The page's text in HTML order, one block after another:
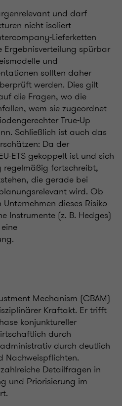
und darf
nicht isoliert
Lieferketten
Ergebnisverteilung spürbar
und
sollten daher
werden. Dies gilt
die Fragen, wo die
wem sie zugeordnet
True-Up
Schließlich ist auch das
Da der
ETS gekoppelt ist und sich
fortschreibt,
die gerade bei
wird. Ob
dieses Risiko
Instrumente (z. B. Hedges)
Mechanism (CBAM)
Kraftakt. Er trifft
konjunktureller
durch
durch deutlich
Nachweispflichten.
Detailfragen in
und Priorisierung im